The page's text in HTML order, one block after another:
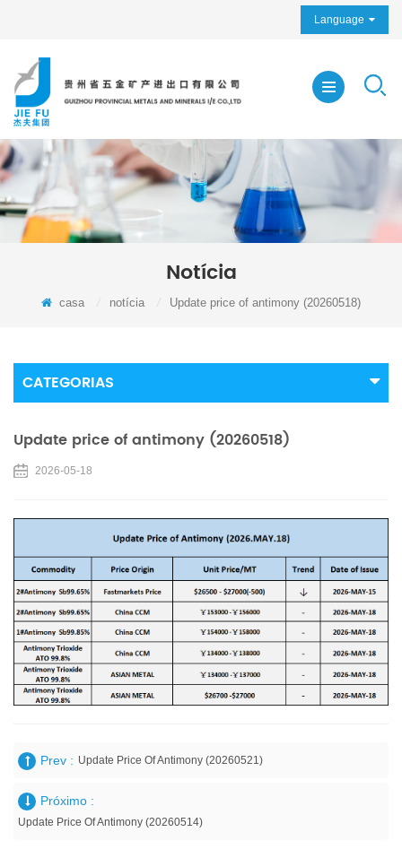
Language
Notícia
casa notícia Update price of antimony (20260518)
CATEGORIAS
Update price of antimony (20260518)
2026-05-18
Prev : Update Price Of Antimony (20260521)
Próximo :
Update Price Of Antimony (20260514)